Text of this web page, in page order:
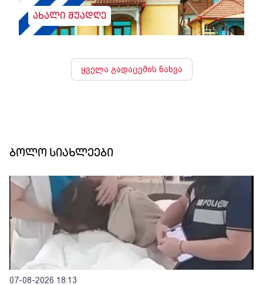
ახალი შუადღე
ყველა გადაცემის ნახვა
ბოლო სიახლეები
07-08-2026 18:13